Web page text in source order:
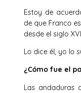
Estoy de
de que Franco
desde el siglo
Lo dice él, yo lo
¿Cómo fue el
Las andaduras